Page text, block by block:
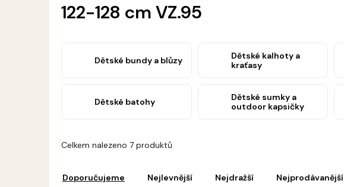
122-128 cm VZ.95
Dětské bundy a blůzy
Dětské kalhoty a
kraťasy
Dětské batohy
Dětské sumky a
outdoor kapsičky
Doporučujeme Nejlevnější Nejdražší Nejprodávanější
Celkem nalezeno 7 produktů
V
ý
i